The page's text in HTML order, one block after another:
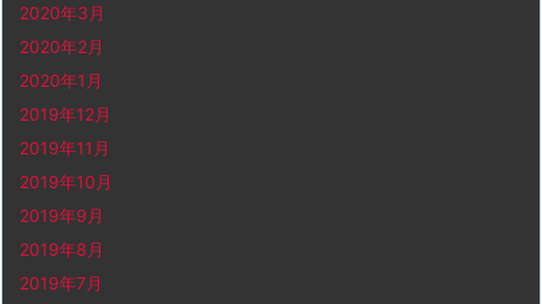
2020年3月
2020年2月
2020年1月
2019年12月
2019年11月
2019年10月
2019年9月
2019年8月
2019年7月